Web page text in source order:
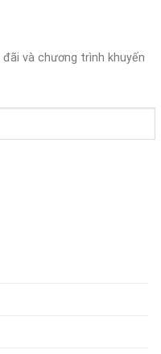
và chương trình khuyến